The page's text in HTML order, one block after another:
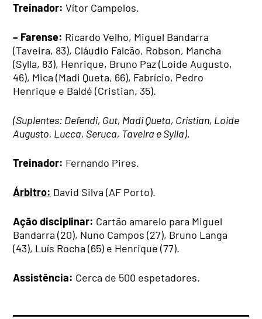
Treinador: Vítor Campelos.
– Farense: Ricardo Velho, Miguel Bandarra
(Taveira, 83), Cláudio Falcão, Robson, Mancha
(Sylla, 83), Henrique, Bruno Paz (Loide Augusto,
46), Mica (Madi Queta, 66), Fabrício, Pedro
Henrique e Baldé (Cristian, 35).
(Suplentes: Defendi, Gut, Madi Queta, Cristian, Loide
Augusto, Lucca, Seruca, Taveira e Sylla).
Treinador: Fernando Pires.
Árbitro: David Silva (AF Porto).
Ação disciplinar: Cartão amarelo para Miguel
Bandarra (20), Nuno Campos (27), Bruno Langa
(43), Luís Rocha (65) e Henrique (77).
Assistência: Cerca de 500 espetadores.